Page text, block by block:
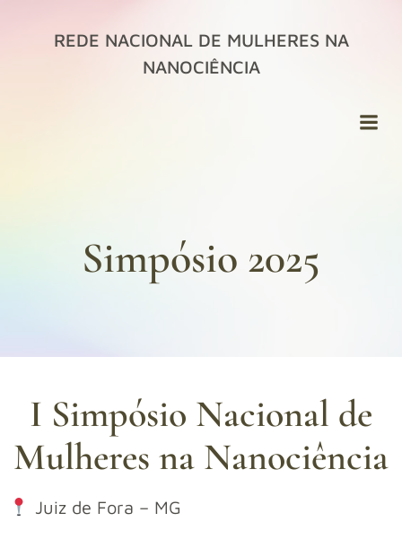
para
conteúdo
REDE NACIONAL DE MULHERES NA
NANOCIÊNCIA
Simpósio 2025
I Simpósio Nacional de
Mulheres na Nanociência
Juiz de Fora – MG